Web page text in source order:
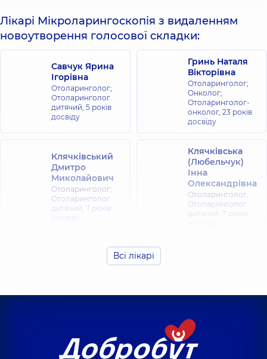
Лікарі Мікроларингоскопія з видаленням
новоутворення голосової складки:
Савчук Ярина
Ігорівна
Отоларинголог;
Отоларинголог
дитячий, 5 років
досвіду
Гринь Наталя
Вікторівна
Отоларинголог;
Онколог;
Отоларинголог-
онколог, 23 років
досвіду
Клячківський
Дмитро
Миколайович
Отоларинголог;
Отоларинголог
дитячий, 7 років
Клячківська
(Любельчук)
Інна
Олександрівна
Отоларинголог;
Отоларинголог
дитячий, 7 років
Володимирівна
Отоларинголог
Олефіренко
Надія
Будзин Анна
Всі лікарі